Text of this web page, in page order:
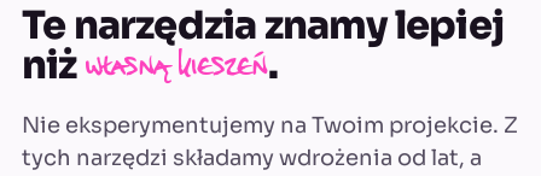
Te narzędzia znamy lepiej
niżwłasną kieszeń.
Nie eksperymentujemy na Twoim projekcie. Z
tych narzędzi składamy wdrożenia od lat, a